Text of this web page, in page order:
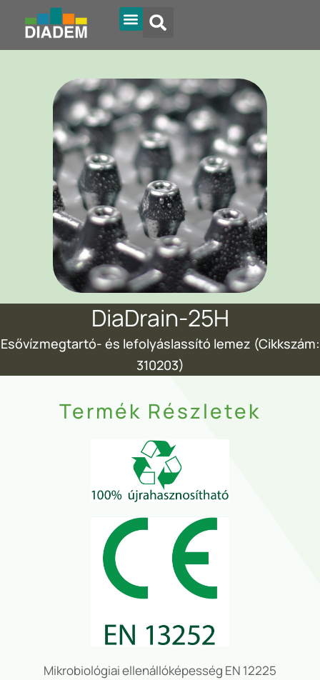
DiaDrain-25H
Esővízmegtartó- és lefolyáslassító lemez (Cikkszám:
310203)
Termék Részletek
Mikrobiológiai ellenállóképesség EN 12225